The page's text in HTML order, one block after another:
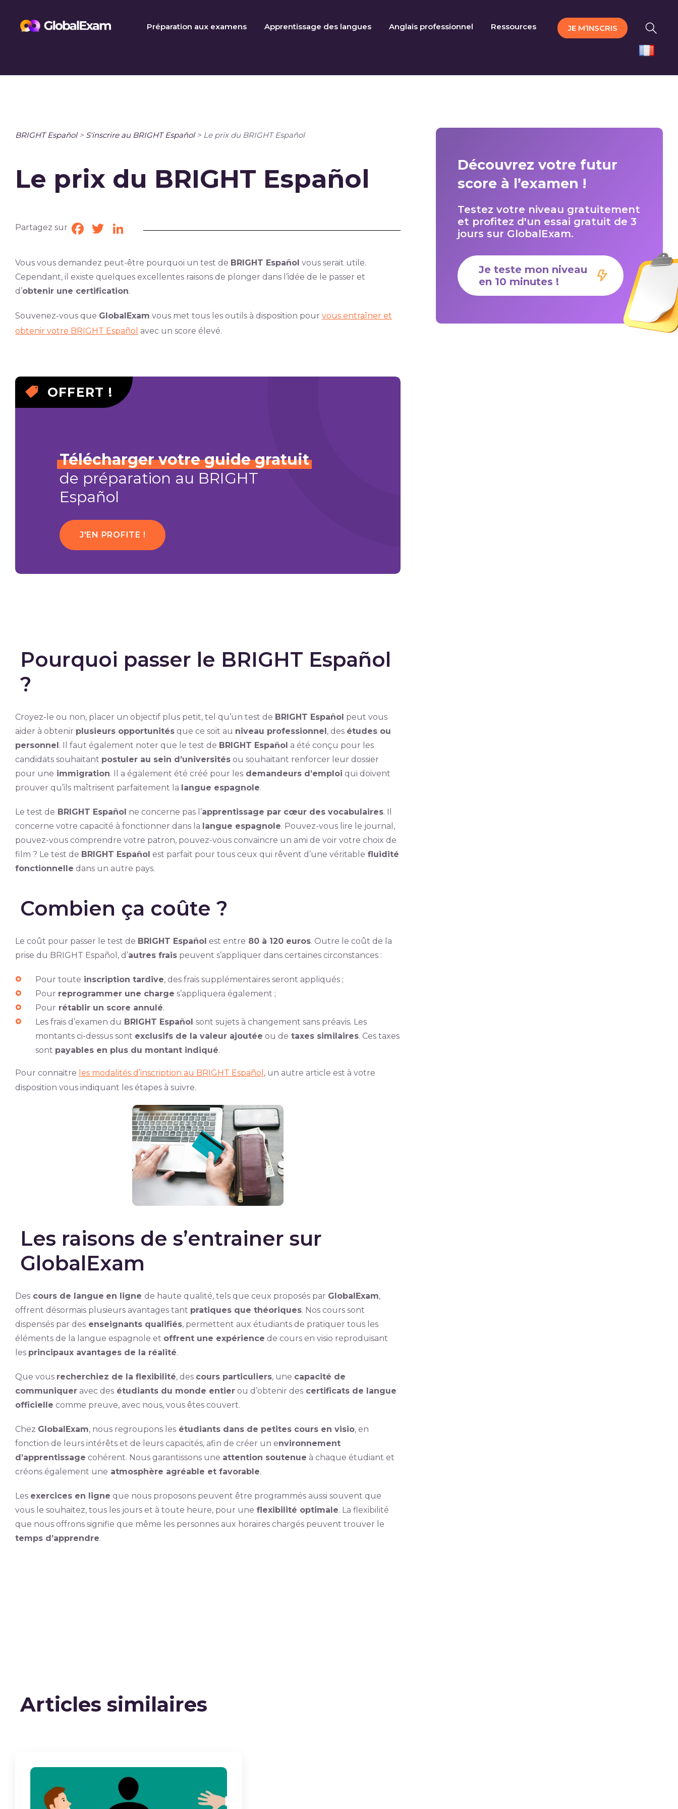
Préparation aux examens Apprentissage des langues Anglais professionnel Ressources JE M’INSCRIS
BRIGHT Español> S'inscrire au BRIGHT Español> Le prix du BRIGHT Español
Le prix du BRIGHT Español
Partagez sur Facebook
TwitterLinkedIn
Vous vous demandez peut-être pourquoi un test de BRIGHT Español vous serait utile.
Cependant, il existe quelques excellentes raisons de plonger dans l’idée de le passer et
d’obtenir une certification.
Souvenez-vous que GlobalExam vous met tous les outils à disposition pour vous entraîner et
obtenir votre BRIGHT Español avec un score élevé.
OFFERT !
Télécharger votre guide gratuit
de préparation au BRIGHT
Español
J'EN PROFITE !
Pourquoi passer le BRIGHT Español
?
Croyez-le ou non, placer un objectif plus petit, tel qu’un test de BRIGHT Español peut vous
aider à obtenir plusieurs opportunitésque ce soit au niveau professionnel, des études ou
personnel. Il faut également noter que le test de BRIGHT Español a été conçu pour les
candidats souhaitant postuler au sein d’universitésou souhaitant renforcer leur dossier
pour une immigration. Il a également été créé pour lesdemandeurs d’emploi qui doivent
prouver qu’ils maîtrisent parfaitement la langue espagnole.
Le test de BRIGHT Español ne concerne pas l’apprentissage par cœur des vocabulaires. Il
concerne votre capacité à fonctionner dans la langue espagnole. Pouvez-vous lire le journal,
pouvez-vous comprendre votre patron, pouvez-vous convaincre un ami de voir votre choix de
film ? Le test de BRIGHT Español est parfait pour tous ceux qui rêvent d’une véritable fluidité
fonctionnelle dans un autre pays.
Combien ça coûte ?
Le coût pour passer le test de BRIGHT Español est entre 80 à 120 euros. Outre le coût de la
prise du BRIGHT Español, d’autres fraispeuvent s’appliquer dans certaines circonstances :
Pour toute inscription tardive, des frais supplémentaires seront appliqués ;
Pour reprogrammer une charge s’appliquera également ;
Pour rétablir un score annulé.
Les frais d’examen du BRIGHT Español sont sujets à changement sans préavis. Les
montants ci-dessus sont exclusifs de la valeur ajoutée ou de taxes similaires. Ces taxes
sont payables en plus du montant indiqué.
Pour connaitre les modalités d’inscription au BRIGHT Español , un autre article est à votre
disposition vous indiquant les étapes à suivre.
Les raisons de s’entrainer sur
GlobalExam
Descours de langue en ligne de haute qualité, tels que ceux proposés par GlobalExam,
offrent désormais plusieurs avantages tant pratiques que théoriques. Nos cours sont
dispensés par desenseignants qualifiés, permettent aux étudiants de pratiquer tous les
éléments de la langue espagnole et offrent une expérience de cours en visio reproduisant
les principaux avantages de la réalité.
Que vous recherchiez de la flexibilité, des cours particuliers, une capacité de
communiqueravec desétudiants du monde entierou d’obtenir descertificats de langue
officielle comme preuve, avec nous, vous êtes couvert.
Chez GlobalExam, nous regroupons lesétudiants dans de petites cours en visio, en
fonction de leurs intérêts et de leurs capacités, afin de créer un environnement
d’apprentissage cohérent. Nous garantissons une attention soutenue à chaque étudiant et
créons également une atmosphère agréable et favorable.
Les exercices en ligne que nous proposons peuvent être programmés aussi souvent que
vous le souhaitez, tous les jours et à toute heure, pour une flexibilité optimale. La flexibilité
que nous offrons signifie que même les personnes aux horaires chargés peuvent trouver le
temps d’apprendre.
Découvrez votre futur
score à l’examen !
Testez votre niveau gratuitement
et profitez d'un essai gratuit de 3
jours sur GlobalExam.
Je teste mon niveau
en 10 minutes !
Articles similaires